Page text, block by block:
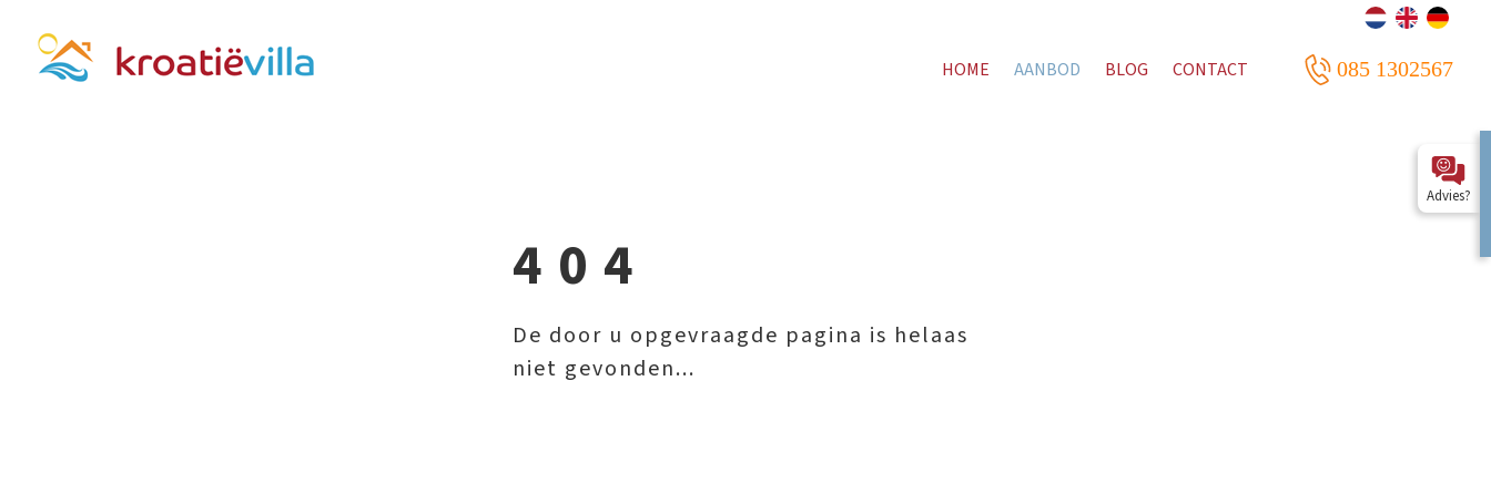
HOME AANBOD BLOG CONTACT 085 1302567
404
De door u opgevraagde pagina is helaas
niet gevonden...
Advies?